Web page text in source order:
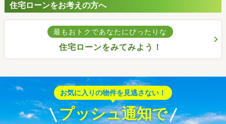
住宅ローンをお考えの方へ
最もおトクであなたにぴったりな
住宅ローンをみてみよう！
お気に入りの物件を見逃さない！
プッシュ通知で